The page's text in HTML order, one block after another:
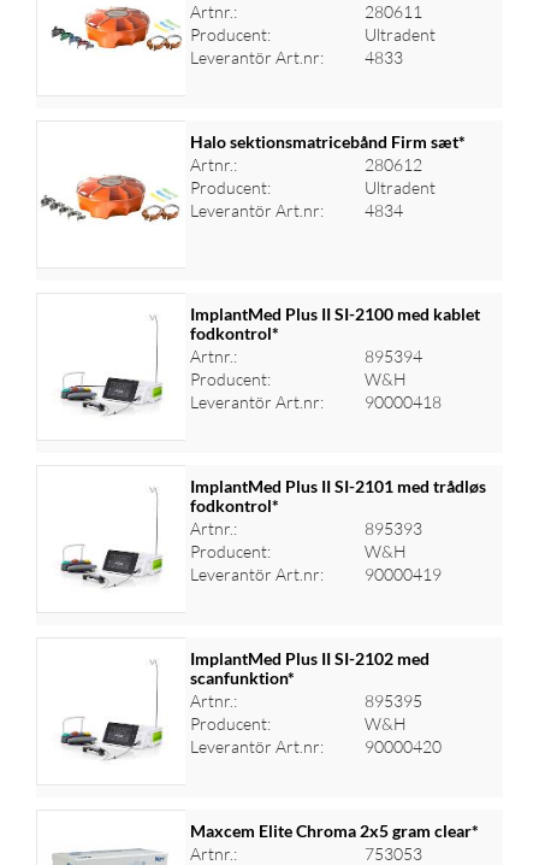
Logga in för priser
Artnr.:
280611
Producent:
Ultradent
Leverantör Art.nr:
4833
Logga in för priser
Halo sektionsmatricebånd Firm sæt*
Artnr.:
280612
Producent:
Ultradent
Leverantör Art.nr:
4834
Logga in för priser
ImplantMed Plus II SI-2100 med kablet
fodkontrol*
Artnr.:
895394
Producent:
W&H
Leverantör Art.nr:
90000418
Logga in för priser
ImplantMed Plus II SI-2101 med trådløs
fodkontrol*
Artnr.:
895393
Producent:
W&H
Leverantör Art.nr:
90000419
Logga in för priser
ImplantMed Plus II SI-2102 med
scanfunktion*
Artnr.:
895395
Producent:
W&H
Leverantör Art.nr:
90000420
Maxcem Elite Chroma 2x5 gram clear*
Artnr.:
753053